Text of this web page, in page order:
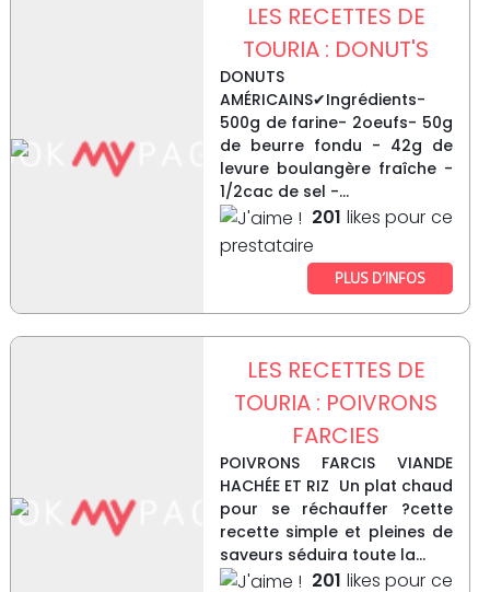
LES RECETTES DE
TOURIA : DONUT'S
DONUTS
AMÉRICAINS✔Ingrédients-
500g de farine- 2oeufs- 50g
de beurre fondu - 42g de
levure boulangère fraîche -
1/2cac de sel -...
201 likes pour ce
prestataire
PLUS D’INFOS
LES RECETTES DE
TOURIA : POIVRONS
FARCIES
POIVRONS FARCIS VIANDE
HACHÉE ET RIZ Un plat chaud
pour se réchauffer ?cette
recette simple et pleines de
saveurs séduira toute la...
201 likes pour ce